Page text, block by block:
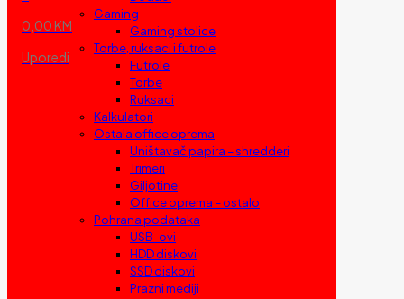
0,00 KM
Uporedi
Gaming
Gaming stolice
Torbe, ruksaci i futrole
Futrole
Torbe
Ruksaci
Kalkulatori
Ostala office oprema
Uništavač papira – shredderi
Trimeri
Giljotine
Office oprema – ostalo
Pohrana podataka
USB-ovi
HDD diskovi
SSD diskovi
Prazni mediji